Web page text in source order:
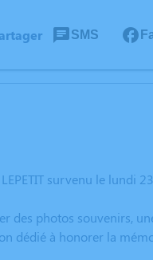
SMS
survenu le lundi
des photos souvenirs,
dédié à honorer la